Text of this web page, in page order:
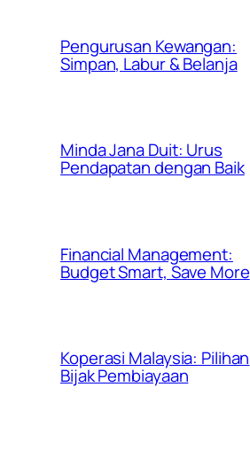
Pengurusan Kewangan:
Simpan, Labur & Belanja
Minda Jana Duit: Urus
Pendapatan dengan Baik
Financial Management:
Budget Smart, Save More
Koperasi Malaysia: Pilihan
Bijak Pembiayaan